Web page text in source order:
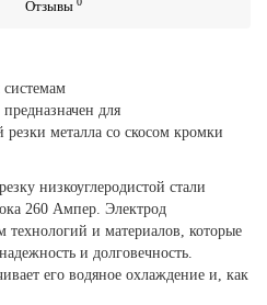
Отзывы
для
металла со скосом кромки
низкоуглеродистой стали
260 Ампер. Электрод
технологий и материалов, которые
и долговечность.
его водяное охлаждение и, как